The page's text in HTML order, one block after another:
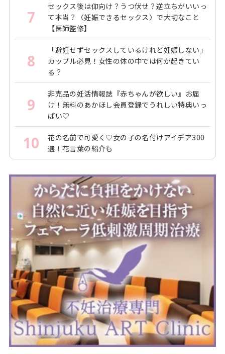
7
セックス後は仰向け？うつ伏せ？逆立ちがいいっ
て本当？〈妊娠できるセックス〉で大切なこと
【医師監修】
8
「避妊せずセックスしているけれど妊娠しない」
カップル必見！女性の体の中では何が起きてい
る？
9
非売品の妊活情報誌『赤ちゃんが欲しい』お届
け！無料のあかほし会員登録でうれしい特典いっ
ぱい♡
10
花の名前で可愛く♡女の子の名付けアイデア300
選！花言葉の紹介も